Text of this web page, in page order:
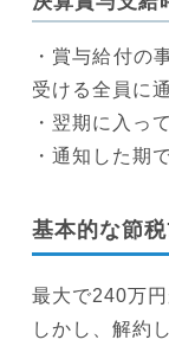
・賞与給付の
受ける全員に
・翌期に入っ
・通知した期
基本的な節
最大で240万円
しかし、解約